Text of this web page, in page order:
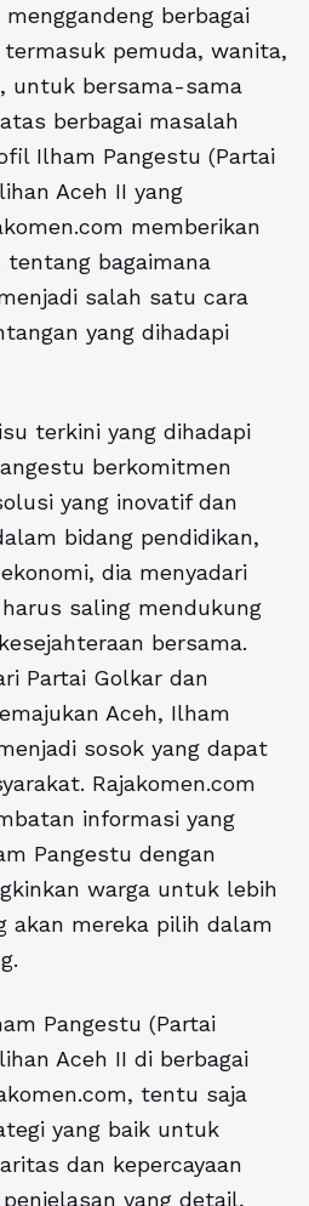
berbagai
pemuda, wanita,
untuk bersama-sama
berbagai masalah
Ilham Pangestu (Partai
Aceh II yang
memberikan
tentang bagaimana
salah satu cara
yang dihadapi
terkini yang dihadapi
berkomitmen
yang inovatif dan
bidang pendidikan,
dia menyadari
saling mendukung
bersama.
Partai Golkar dan
Aceh, Ilham
sosok yang dapat
Rajakomen.com
informasi yang
Pangestu dengan
warga untuk lebih
akan mereka pilih dalam
Pangestu (Partai
Aceh II di berbagai
tentu saja
yang baik untuk
dan kepercayaan
yang detail,